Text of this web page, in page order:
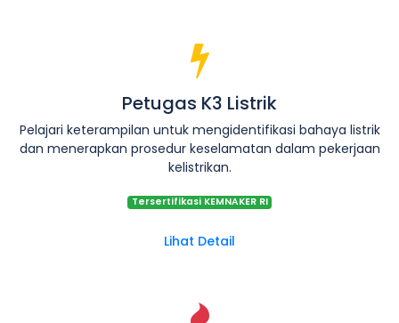
Petugas K3 Listrik
Pelajari keterampilan untuk mengidentifikasi bahaya listrik
dan menerapkan prosedur keselamatan dalam pekerjaan
kelistrikan.
Tersertifikasi KEMNAKER RI
Lihat Detail